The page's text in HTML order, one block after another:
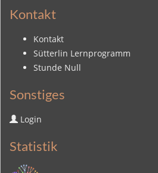
Kontakt
Kontakt
Sütterlin Lernprogramm
Stunde Null
Sonstiges
Login
Statistik